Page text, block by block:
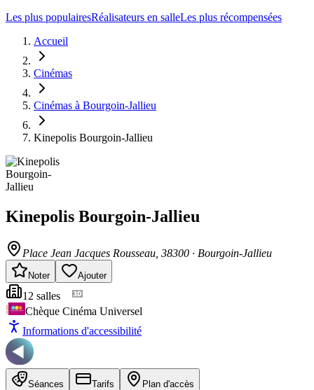
Les plus populairesRéalisateurs en salleLes plus récompensées
Accueil
Cinémas
Cinémas à Bourgoin-Jallieu
Kinepolis Bourgoin-Jallieu
Kinepolis Bourgoin-Jallieu
Place Jean Jacques Rousseau , 38300 · Bourgoin-Jallieu
Noter Ajouter
12 salles
Chèque Cinéma Universel
Informations d'accessibilité
Séances Tarifs Plan d'accès